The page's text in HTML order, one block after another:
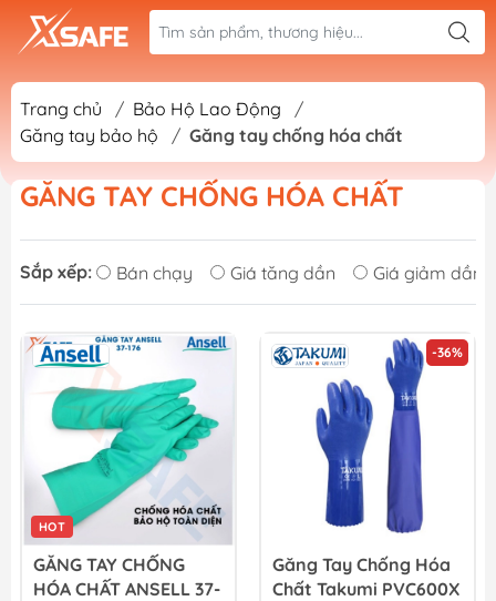
Trang chủ / Bảo Hộ Lao Động
/
Găng tay bảo hộ
/ Găng tay chống hóa chất
GĂNG TAY CHỐNG HÓA CHẤT
Sắp xếp: Bán chạy Giá tăng dần Giá giảm dần
HOT
GĂNG TAY CHỐNG
HÓA CHẤT ANSELL 37-
-36%
Găng Tay Chống Hóa
Chất Takumi PVC600X